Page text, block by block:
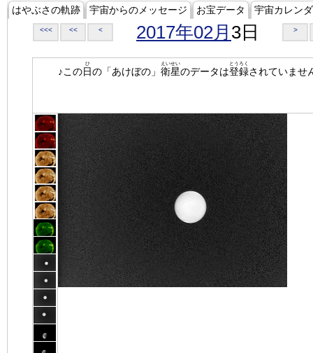
はやぶさの軌跡 宇宙からのメッセージ お宝データ 宇宙カレン
<<< << < 2017年02月 3日 >
♪この日
ひ
の「あけぼの」 衛星
えいせい
のデータは登録
とうろく
されていませ